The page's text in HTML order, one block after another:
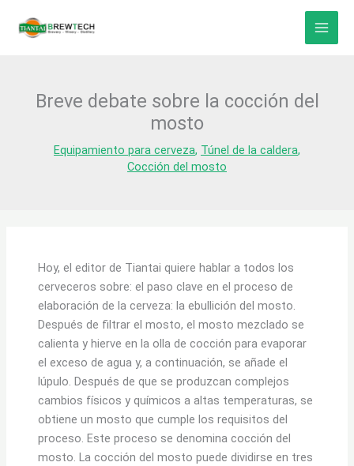
Breve debate sobre la cocción del
mosto
Equipamiento para cerveza, Túnel de la caldera,
Cocción del mosto
Hoy, el editor de Tiantai quiere hablar a todos los
cerveceros sobre: el paso clave en el proceso de
elaboración de la cerveza: la ebullición del mosto.
Después de filtrar el mosto, el mosto mezclado se
calienta y hierve en la olla de cocción para evaporar
el exceso de agua y, a continuación, se añade el
lúpulo. Después de que se produzcan complejos
cambios físicos y químicos a altas temperaturas, se
obtiene un mosto que cumple los requisitos del
proceso. Este proceso se denomina cocción del
mosto. La cocción del mosto puede dividirse en tres